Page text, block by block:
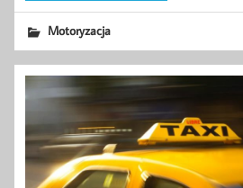
Motoryzacja